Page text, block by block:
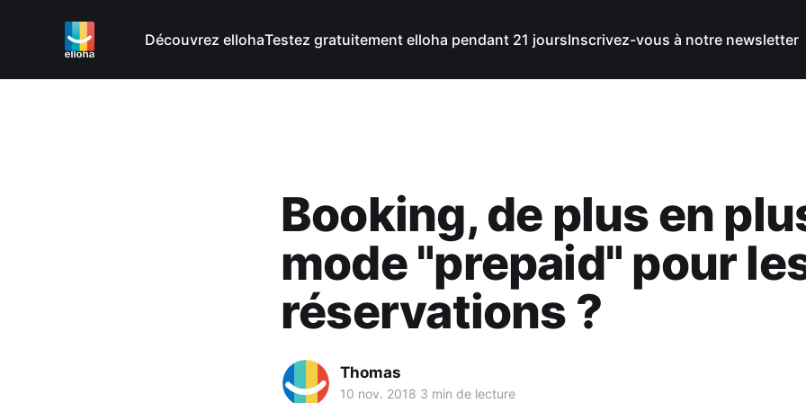
Découvrez ellohaTestez gratuitement elloha pendant 21 joursInscrivez-vous à notre newsletter
Booking, de plus en
mode "prepaid" pour
réservations ?
Thomas
10 nov. 2018 3 min de lecture